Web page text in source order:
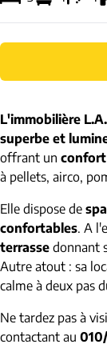
L'immobilière
superbe et
offrant un confort
à pellets, airco,
Elle dispose de
confortables. A
terrasse donnant
Autre atout : sa
calme à deux pas
Ne tardez pas à
contactant au